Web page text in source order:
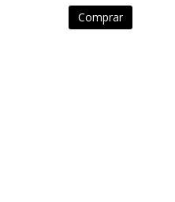
Comprar